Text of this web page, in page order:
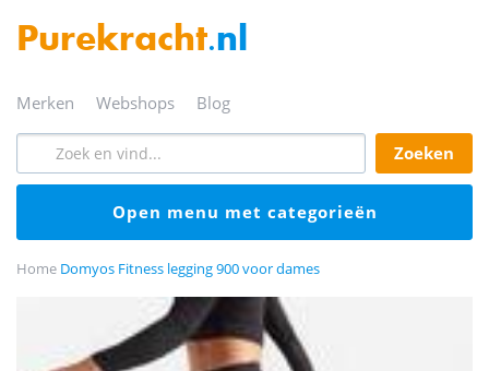
Purekracht.nl
merken webshops blog
zoeken
open menu met categorieën
Home Domyos Fitness legging 900 voor dames